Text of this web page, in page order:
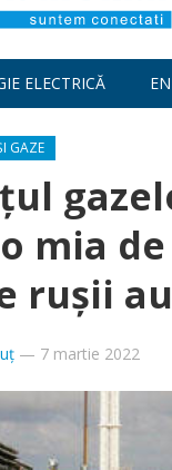
ELECTRICĂ
GAZE
mia
rușii
— 7 martie 2022